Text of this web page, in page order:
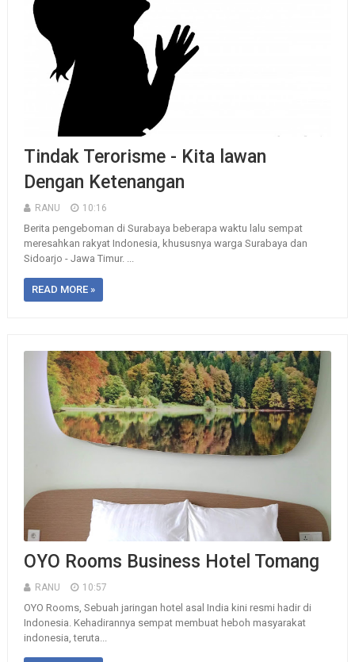
Tindak Terorisme - Kita lawan
Dengan Ketenangan
RANU 10:16
Berita pengeboman di Surabaya beberapa waktu lalu sempat
meresahkan rakyat Indonesia, khususnya warga Surabaya dan
Sidoarjo - Jawa Timur. ...
READ MORE »
OYO Rooms Business Hotel Tomang
RANU 10:57
OYO Rooms, Sebuah jaringan hotel asal India kini resmi hadir di
Indonesia. Kehadirannya sempat membuat heboh masyarakat
indonesia, teruta...